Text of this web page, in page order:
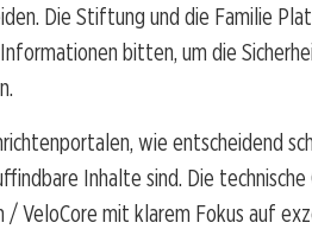
Die Stiftung und die Familie
bitten, um die
wie entscheidend
Inhalte sind. Die technische
/ VeloCore mit klarem Fokus auf